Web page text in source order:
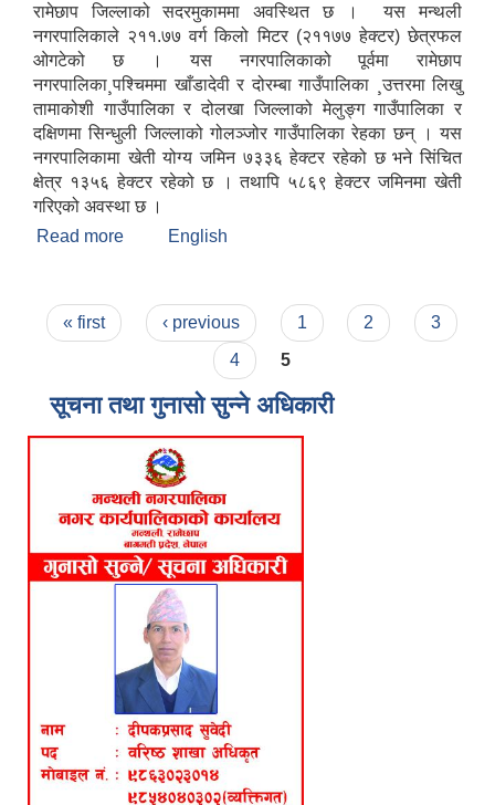
रामेछाप जिल्लाको सदरमुकाममा अवस्थित छ । यस मन्थली
नगरपालिकाले २११.७७ वर्ग किलो मिटर (२११७७ हेक्टर) छेत्रफल
ओगटेको छ । यस नगरपालिकाको पूर्वमा रामेछाप
नगरपालिका¸पश्चिममा खाँडादेवी र दोरम्बा गाउँपालिका ¸उत्तरमा लिखु
तामाकोशी गाउँपालिका र दोलखा जिल्लाको मेलुङ्ग गाउँपालिका र
दक्षिणमा सिन्धुली जिल्लाको गोलञ्जोर गाउँपालिका रेहका छन् । यस
नगरपालिकामा खेती योग्य जमिन ७३३६ हेक्टर रहेको छ भने सिंचित
क्षेत्र १३५६ हेक्टर रहेको छ । तथापि ५८६९ हेक्टर जमिनमा खेती
गरिएको अवस्था छ ।
Read more about मन्थली नगरपालिकाको संक्षिप्त चिनारी
English
Pages
« first ‹ previous 1 2
3
4
5
सूचना तथा गुनासो सुन्ने अधिकारी